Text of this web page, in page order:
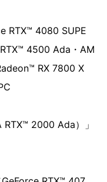
RTX™ 4080 SUPE
4500 Ada・AM
RX 7800 X
2000 Ada）」